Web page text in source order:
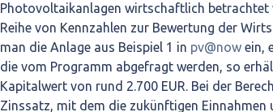
Photovoltaikanlagen wirtschaftlich betrachtet
Reihe von Kennzahlen zur Bewertung der
man die Anlage aus Beispiel 1 in pv@now ein,
die vom Programm abgefragt werden, so
Kapitalwert von rund 2.700 EUR. Bei der
Zinssatz, mit dem die zukünftigen Einnahmen